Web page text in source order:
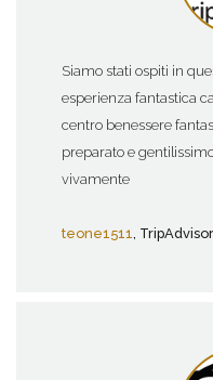
Siamo stati ospiti in
esperienza fantastica
centro benessere
preparato e
vivamente
teone1511, TripAdvisor